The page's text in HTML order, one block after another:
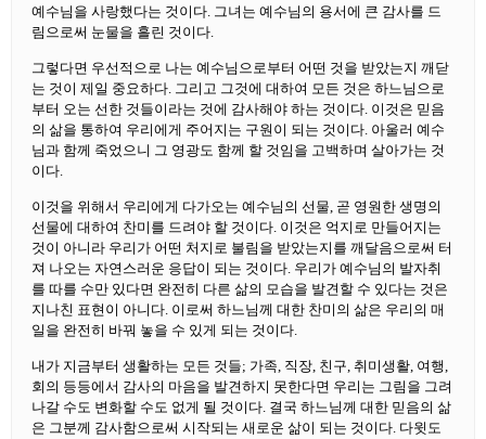
예수님을 사랑했다는 것이다. 그녀는 예수님의 용서에 큰 감사를 드
림으로써 눈물을 흘린 것이다.
그렇다면 우선적으로 나는 예수님으로부터 어떤 것을 받았는지 깨닫
는 것이 제일 중요하다. 그리고 그것에 대하여 모든 것은 하느님으로
부터 오는 선한 것들이라는 것에 감사해야 하는 것이다. 이것은 믿음
의 삶을 통하여 우리에게 주어지는 구원이 되는 것이다. 아울러 예수
님과 함께 죽었으니 그 영광도 함께 할 것임을 고백하며 살아가는 것
이다.
이것을 위해서 우리에게 다가오는 예수님의 선물, 곧 영원한 생명의
선물에 대하여 찬미를 드려야 할 것이다. 이것은 억지로 만들어지는
것이 아니라 우리가 어떤 처지로 불림을 받았는지를 깨달음으로써 터
져 나오는 자연스러운 응답이 되는 것이다. 우리가 예수님의 발자취
를 따를 수만 있다면 완전히 다른 삶의 모습을 발견할 수 있다는 것은
지나친 표현이 아니다. 이로써 하느님께 대한 찬미의 삶은 우리의 매
일을 완전히 바꿔 놓을 수 있게 되는 것이다.
내가 지금부터 생활하는 모든 것들; 가족, 직장, 친구, 취미생활, 여행,
회의 등등에서 감사의 마음을 발견하지 못한다면 우리는 그림을 그려
나갈 수도 변화할 수도 없게 될 것이다. 결국 하느님께 대한 믿음의 삶
은 그분께 감사함으로써 시작되는 새로운 삶이 되는 것이다. 다윗도